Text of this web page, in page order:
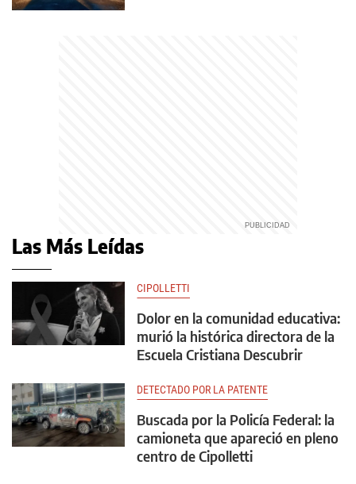
Las Más Leídas
CIPOLLETTI
Dolor en la comunidad educativa:
murió la histórica directora de la
Escuela Cristiana Descubrir
DETECTADO POR LA PATENTE
Buscada por la Policía Federal: la
camioneta que apareció en pleno
centro de Cipolletti